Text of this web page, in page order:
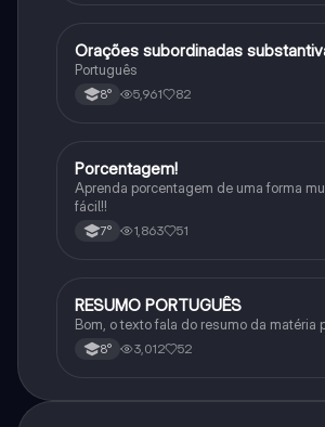
Português
Orações subordinadas
Português
8° 5,961 82
Matematica
Porcentagem!
Aprenda porcentagem de uma forma
fácil!!
7° 1,863 51
Português
RESUMO PORTUGUÊS
Bom, o texto fala do resumo da matéria
8° 3,012 52